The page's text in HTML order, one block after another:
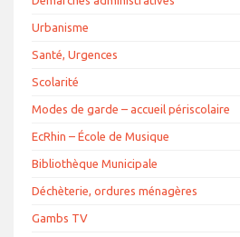
Urbanisme
Santé, Urgences
Scolarité
Modes de garde – accueil périscolaire
EcRhin – École de Musique
Bibliothèque Municipale
Déchèterie, ordures ménagères
Gambs TV